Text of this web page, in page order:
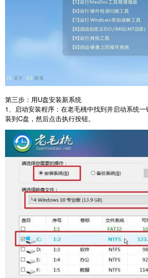
第三步：用U盘安装新系统
1、启动安装程序：在老毛桃中找到并启动系统
装到C盘，然后点击执行按钮。